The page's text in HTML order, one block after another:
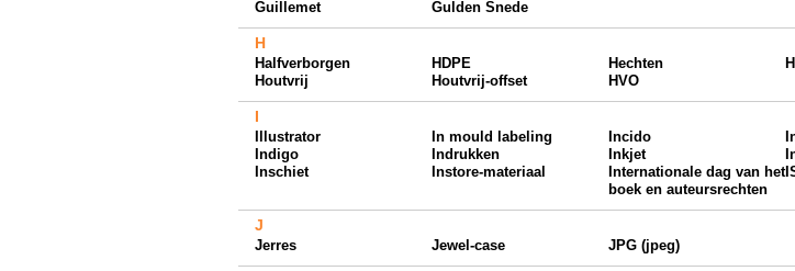
Guillemet
Gulden Snede
H
Halfverborgen HDPE Hechten
Houtvrij
Houtvrij-offset HVO
I
Illustrator In mould labeling Incido
Indigo
Indrukken Inkjet
Inschiet
Instore-materiaal
Internationale dag van het
boek en auteursrechten
J
Jerres Jewel-case JPG (jpeg)